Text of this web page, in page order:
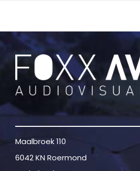
Maalbroek 110
6042 KN Roermond